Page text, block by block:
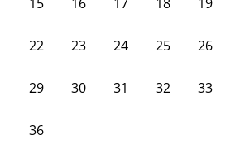
22 23 24 25 26
29 30 31 32 33
36